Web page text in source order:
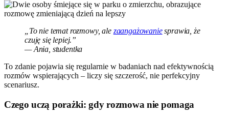
„To nie temat rozmowy, ale zaangażowaniesprawia, że
czuję się lepiej.”
— Ania, studentka
To zdanie pojawia się regularnie w badaniach nad efektywnością
rozmów wspierających – liczy się szczerość, nie perfekcyjny
scenariusz.
Czego uczą porażki: gdy rozmowa nie pomaga